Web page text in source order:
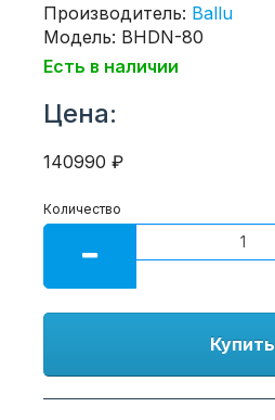
Производитель: Ballu
Модель: BHDN-80
Есть в наличии
Цена:
140990 ₽
Количество
Купить